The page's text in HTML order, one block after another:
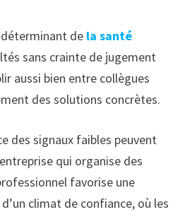
de la santé
sans crainte de jugement
aussi bien entre collègues
des solutions concrètes.
des signaux faibles peuvent
qui organise des
favorise une
climat de confiance, où les